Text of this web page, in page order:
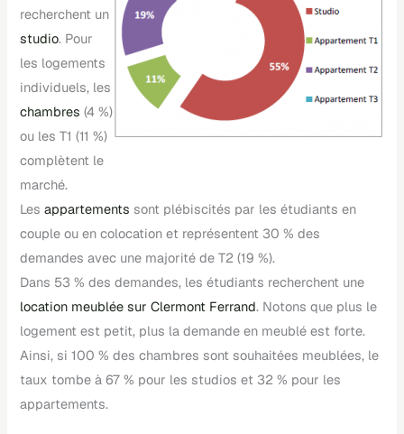
recherchent un
studio. Pour
les logements
individuels, les
chambres(4 %)
ou les T1 (11 %)
complètent le
marché.
Lesappartements sont plébiscités par les étudiants en
couple ou en colocation et représentent 30 % des
demandes avec une majorité de T2 (19 %).
Dans 53 % des demandes, les étudiants recherchent une
location meublée sur Clermont Ferrand. Notons que plus le
logement est petit, plus la demande en meublé est forte.
Ainsi, si 100 % des chambres sont souhaitées meublées, le
taux tombe à 67 % pour les studios et 32 % pour les
appartements.